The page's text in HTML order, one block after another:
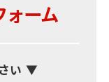
ーム
い ▼